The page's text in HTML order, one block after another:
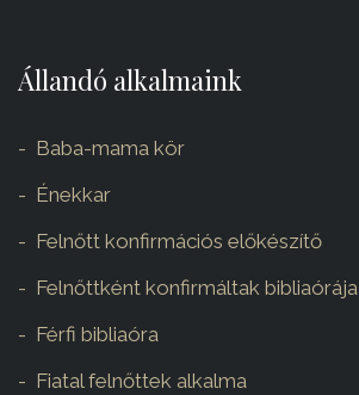
Állandó alkalmaink
Baba-mama kör
Énekkar
Felnőtt konfirmációs előkészítő
Felnőttként konfirmáltak bibliaórája
Férfi bibliaóra
Fiatal felnőttek alkalma